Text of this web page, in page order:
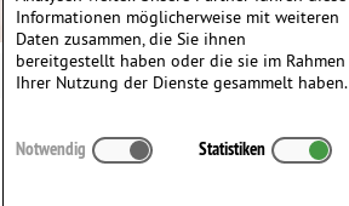
12 Duette op. 60
Informationen möglicherweise mit weiteren
Daten zusammen, die Sie ihnen
bereitgestellt haben oder die sie im Rahmen
Ihrer Nutzung der Dienste gesammelt haben.
Notwendig Statistiken